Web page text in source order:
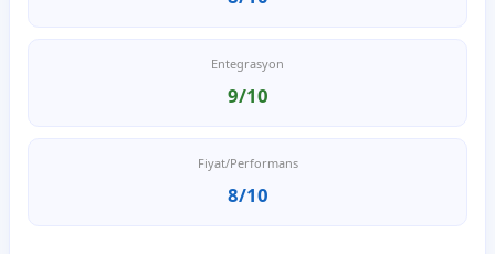
Entegrasyon
9/10
Fiyat/Performans
8/10